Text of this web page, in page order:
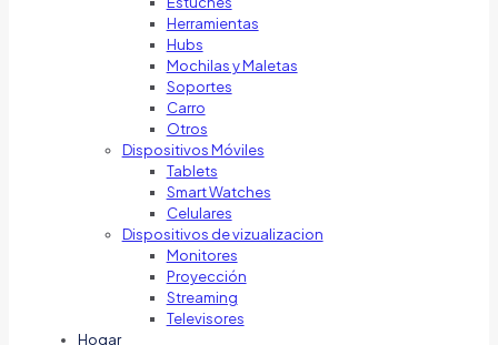
Herramientas
Hubs
Mochilas y Maletas
Soportes
Carro
Otros
Dispositivos Móviles
Tablets
Smart Watches
Celulares
Dispositivos de vizualizacion
Monitores
Proyección
Streaming
Televisores
Hogar